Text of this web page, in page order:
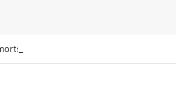
après l’attaque du camp de Zamzam